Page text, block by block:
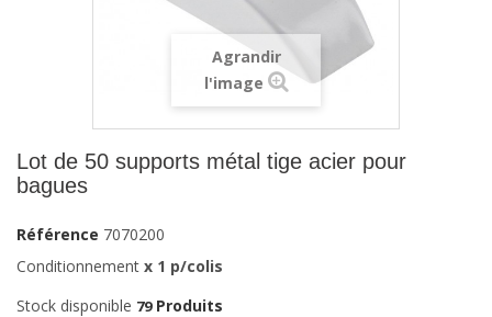
Agrandir
l'image
Lot de 50 supports métal tige acier pour
bagues
Référence 7070200
Conditionnement x 1 p/colis
Stock disponible 79 Produits